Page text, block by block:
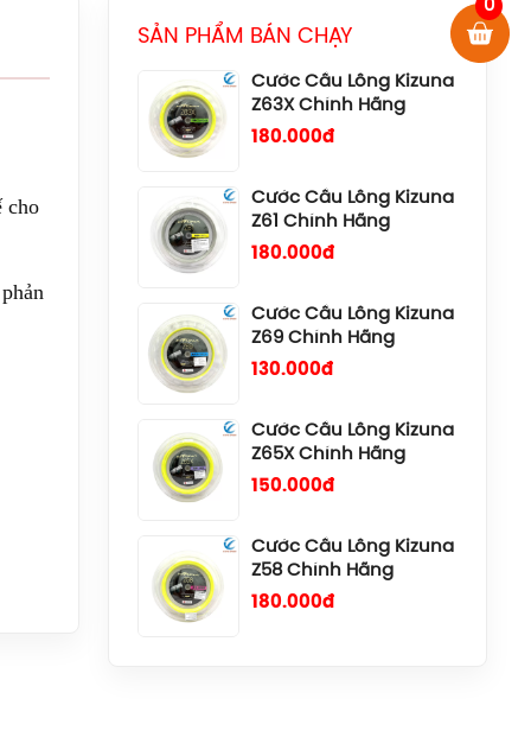
cho
SẢN PHẨM BÁN CHẠY
180.000đ
Cước Cầu Lông Kizuna
Z61 Chính Hãng
180.000đ
Cước Cầu Lông Kizuna
Z69 Chính Hãng
130.000đ
Cước Cầu Lông Kizuna
Z65X Chính Hãng
150.000đ
Cước Cầu Lông Kizuna
Z58 Chính Hãng
180.000đ
Cước Cầu Lông Kizuna
Z69 Titanium Chính
Hãng
0